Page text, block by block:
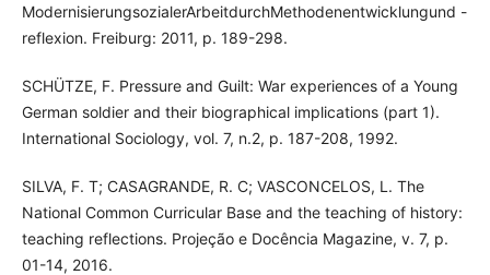
ModernisierungsozialerArbeitdurchMethodenentwicklungund -
reflexion. Freiburg: 2011, p. 189-298.
SCHÜTZE, F. Pressure and Guilt: War experiences of a Young
German soldier and their biographical implications (part 1).
International Sociology, vol. 7, n.2, p. 187-208, 1992.
SILVA, F. T; CASAGRANDE, R. C; VASCONCELOS, L. The
National Common Curricular Base and the teaching of history:
teaching reflections. Projeção e Docência Magazine, v. 7, p.
01-14, 2016.